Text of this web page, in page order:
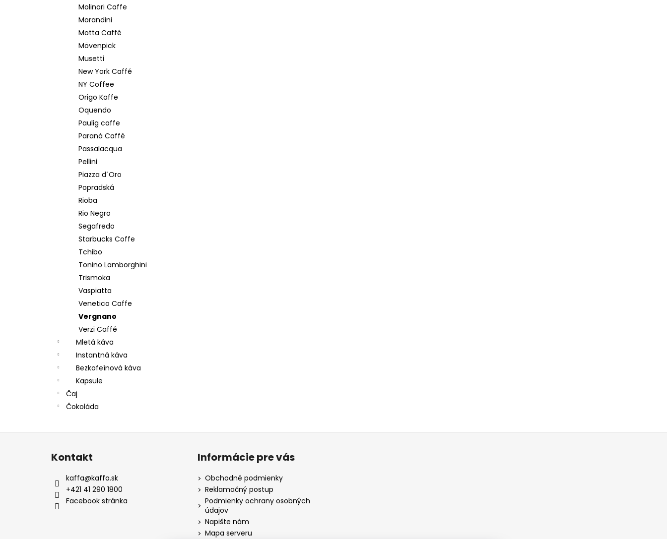
Molinari Caffe
Morandini
Motta Caffé
Mövenpick
Musetti
New York Caffé
NY Coffee
Origo Kaffe
Oquendo
Paulig caffe
Paranà Caffè
Passalacqua
Pellini
Piazza d´Oro
Popradská
Rioba
Rio Negro
Segafredo
Starbucks Coffe
Tchibo
Tonino Lamborghini
Trismoka
Vaspiatta
Venetico Caffe
Vergnano
Verzi Caffé
Mletá káva
Instantná káva
Bezkofeínová káva
Kapsule
Čaj
Čokoláda
Z
Kontakt
kaffa@kaffa.sk
+421 41 290 1800
Facebook stránka
Informácie pre vás
Obchodné podmienky
Reklamačný postup
Podmienky ochrany osobných
údajov
Napište nám
Mapa serveru